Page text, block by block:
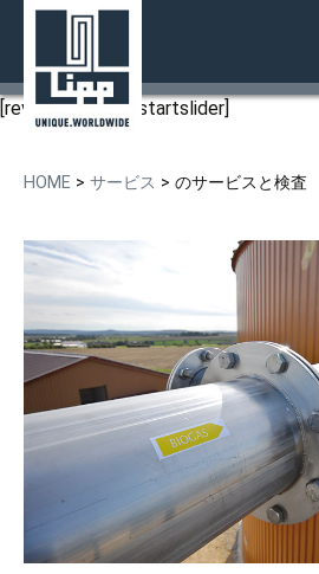
ご案内のページ
ZURÜCK
沿革
受賞歴
パートナープログラム
ZURÜCK
LIPP®-二重折り曲げ工法
LIPP® 溶接技術
LIPP® の使用部材
LIPP® 製品カタログ
タンク
ZURÜCK
液体貯蔵タンク
発酵槽
ZURÜCK
KOMBIO®
ユニバーサル発酵槽
ユニセントラルミックス発酵槽
ECO 発酵槽
二次発酵槽
液体肥料（消化液）タンク
ガスストレージ
貯蔵用サイロ
溶接タンク
飲料水タンク
バッファー貯蔵タンク
システムソリューション
ZURÜCK
産業界
ZURÜCK
廃棄物の発酵
生産工場の廃水処理
生産工場プロセス水
産業界向け蓄熱タンク
大容量記憶装置
ガス貯蔵
地方自治体向けソリューション
ZURÜCK
地方自治体向け下水汚泥消化シス
テム
自治体向けガス貯蔵タンク
農業界向け製品
ZURÜCK
バイオガス
液体肥料（消化液）タンク
農場での穀物貯蔵
農作物サイレージ
バイオガスプラント
サービス
ZURÜCK
の協議と販売
の技術開発と建設
のサービスと検査
プロジェクト
接触
ニュース
日本語
コ
テ
ン
ツ
ス
ッ
プ
[rev_slider alias=startslider]
HOME > サービス > のサービスと検査